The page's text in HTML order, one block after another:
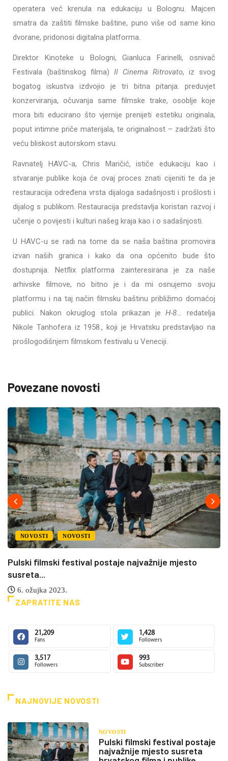
operatera već krenula na edukaciju u Bolognu. Majcen
smatra da zaštiti filmske baštine, puno više od same kino
dvorane, pridonosi digitalna platforma.
Direktor Kinoteke u Bologni, Gianluca Farinelli, osnivač
Festivala (baštinskog filma) Il Cinema Ritrovato, iz svog
bogatog iskustva izdvojio je tri bitna pitanja. preduvjet
konzerviranja, očuvanja same filmske trake, osoblje koje
mora biti educirano što vjernije prenijeti estetiku originala,
poput intimne priče materijala, te originalnost – zadržati što
veću bliskost autorskom stavu.
Ravnatelj HAVC-a, Chris Maričić, ističe edukaciju kao i
stvaranje publike koja će ovaj proces znati cijeniti te da je
restauracija određena vrsta dijaloga sadašnjosti i prošlosti i
dijalog s publikom. Restauracija predstavlja koristan razvoj i
učenje o povijesti i kulturi našeg kraja kao i o sadašnjosti.
U HAVC-u se radi na tome da se naša baština promovira
izvan naših granica i kako da ona općenito bude što
dostupnija. Netflix platforma zainteresirana je za naše
arhivske filmove, no bitno je i da mi osnujemo svoju
platformu i na taj način filmsku baštinu približimo domaćoj
publici. Nakon okruglog stola prikazan jeH-8…
redatelja
Nikole Tanhofera iz 1958., koji je Hrvatsku predstavljao na
prošlogodišnjem filmskom festivalu u Veneciji.
Povezane novosti
NOVOSTI NOVOSTI
Pulski filmski festival postaje najvažnije mjesto
susreta...
6. ožujka 2023.
ZAPRATITE NAS
21,209
Fans
1,428
Followers
3,517
Followers
993
Subscriber
NAJNOVIJE NOVOSTI
NOVOSTI
Pulski filmski festival postaje
najvažnije mjesto susreta